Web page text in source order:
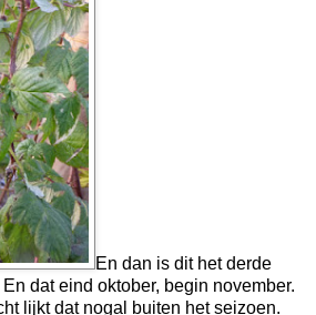
En dan is dit het derde
dat eind oktober, begin november.
lijkt dat nogal buiten het seizoen.